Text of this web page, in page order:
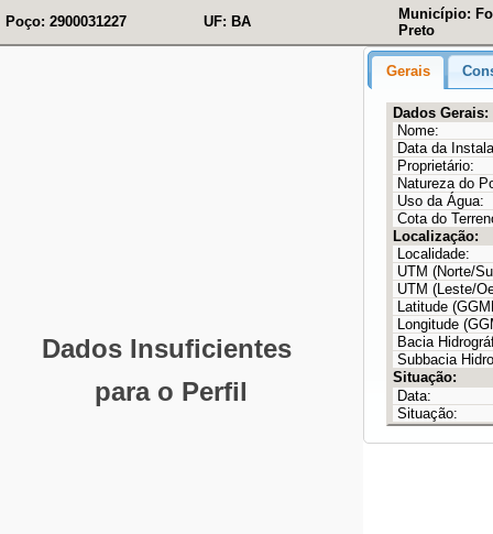
Poço: 2900031227 UF: BA
Município:
Preto
Gerais
Dados Gerais:
Nome:
Data da
Proprietário:
Natureza do
Uso da Água:
Cota do
Localização:
Localidade:
UTM (Norte/
UTM (Leste/
Latitude
Longitude
Bacia
Subbacia
Situação:
Data:
Situação: